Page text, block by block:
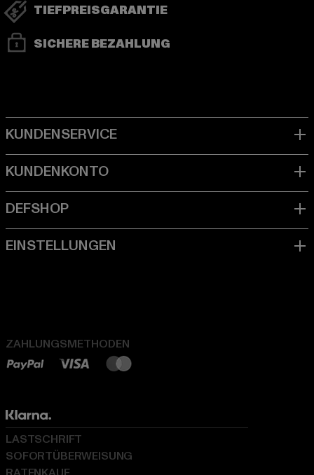
TIEFPREISGARANTIE
SICHERE BEZAHLUNG
ZAHLUNGSMETHODEN
LASTSCHRIFT
SOFORTÜBERWEISUNG